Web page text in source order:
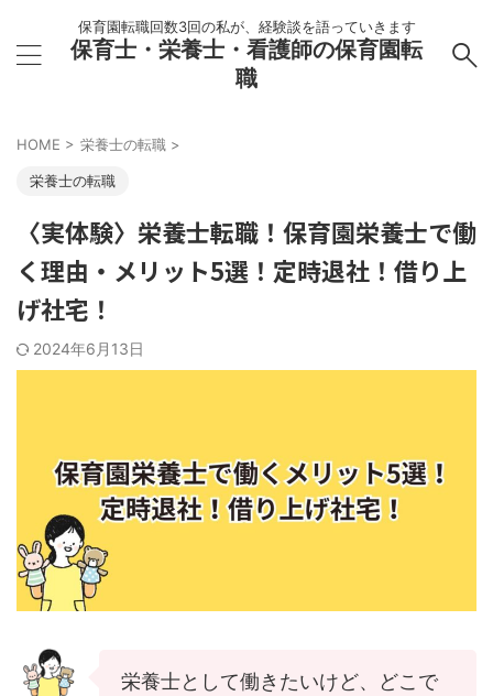
保育園転職回数3回の私が、経験談を語っていきます
保育士・栄養士・看護師の保育園転
職
HOME > 栄養士の転職 >
栄養士の転職
〈実体験〉栄養士転職！保育園栄養士で働
く理由・メリット5選！定時退社！借り上
げ社宅！
2024年6月13日
栄養士として働きたいけど、どこで